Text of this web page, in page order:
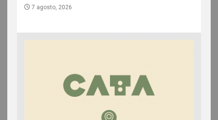
7 agosto, 2026